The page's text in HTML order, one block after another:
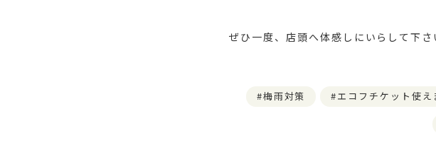
ぜひ一度、店頭へ体感しにいらして下さ
梅雨対策 エコフチケット使え